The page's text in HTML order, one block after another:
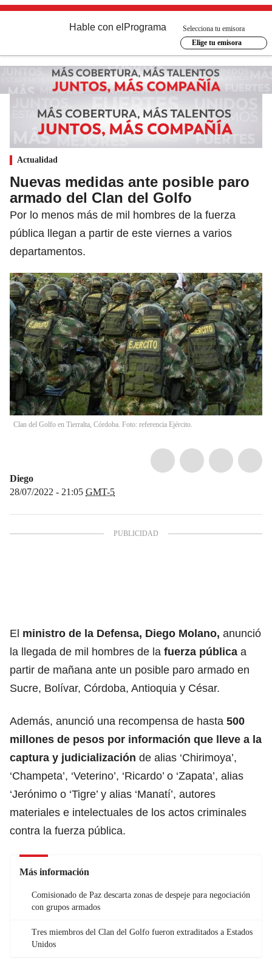
Hable con el Programa
Selecciona tu emisora
Elige tu emisora
Actualidad
Nuevas medidas ante posible paro
armado del Clan del Golfo
Por lo menos más de mil hombres de la fuerza
pública llegan a partir de este viernes a varios
departamentos.
Clan del Golfo en Tierralta, Córdoba. Foto: referencia Ejército.
Diego
28/07/2022 - 21:05 GMT-5
El ministro de la Defensa, Diego Molano, anunció
la llegada de mil hombres de la fuerza pública a
partir de mañana ante un posible paro armado en
Sucre, Bolívar, Córdoba, Antioquia y César.
Además, anunció una recompensa de hasta 500
millones de pesos por información que lleve a la
captura y judicialización de alias ‘Chirimoya’,
‘Champeta’, ‘Veterino’, ‘Ricardo’ o ‘Zapata’, alias
‘Jerónimo o ‘Tigre’ y alias ‘Manatí’, autores
materiales e intelectuales de los actos criminales
contra la fuerza pública.
Más información
Comisionado de Paz descarta zonas de despeje para negociación
con grupos armados
Tres miembros del Clan del Golfo fueron extraditados a Estados
Unidos